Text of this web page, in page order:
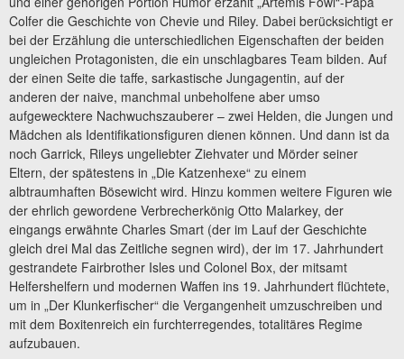
Colfer die Geschichte von Chevie und Riley. Dabei berücksichtigt er
bei der Erzählung die unterschiedlichen Eigenschaften der beiden
ungleichen Protagonisten, die ein unschlagbares Team bilden. Auf
der einen Seite die taffe, sarkastische Jungagentin, auf der
anderen der naive, manchmal unbeholfene aber umso
aufgewecktere Nachwuchszauberer – zwei Helden, die Jungen und
Mädchen als Identifikationsfiguren dienen können. Und dann ist da
noch Garrick, Rileys ungeliebter Ziehvater und Mörder seiner
Eltern, der spätestens in „Die Katzenhexe“ zu einem
albtraumhaften Bösewicht wird. Hinzu kommen weitere Figuren wie
der ehrlich gewordene Verbrecherkönig Otto Malarkey, der
eingangs erwähnte Charles Smart (der im Lauf der Geschichte
gleich drei Mal das Zeitliche segnen wird), der im 17. Jahrhundert
gestrandete Fairbrother Isles und Colonel Box, der mitsamt
Helfershelfern und modernen Waffen ins 19. Jahrhundert flüchtete,
um in „Der Klunkerfischer“ die Vergangenheit umzuschreiben und
mit dem Boxitenreich ein furchterregendes, totalitäres Regime
aufzubauen.